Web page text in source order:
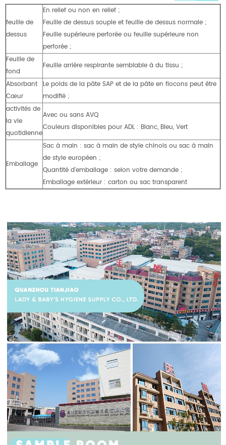
feuille de
dessus
En relief ou non en relief ;
Feuille de dessus souple et feuille de dessus normale ;
Feuille supérieure perforée ou feuille supérieure non
perforée ;
Feuille de
fond
Feuille arrière respirante semblable à du tissu ;
Absorbant
Cœur
Le poids de la pâte SAP et de la pâte en flocons peut être
modifié ;
activités de
la vie
quotidienne
Avec ou sans AVQ
Couleurs disponibles pour ADL : Blanc, Bleu, Vert
Emballage
Sac à main : sac à main de style chinois ou sac à main
de style européen ;
Quantité d'emballage : selon votre demande ;
Emballage extérieur : carton ou sac transparent